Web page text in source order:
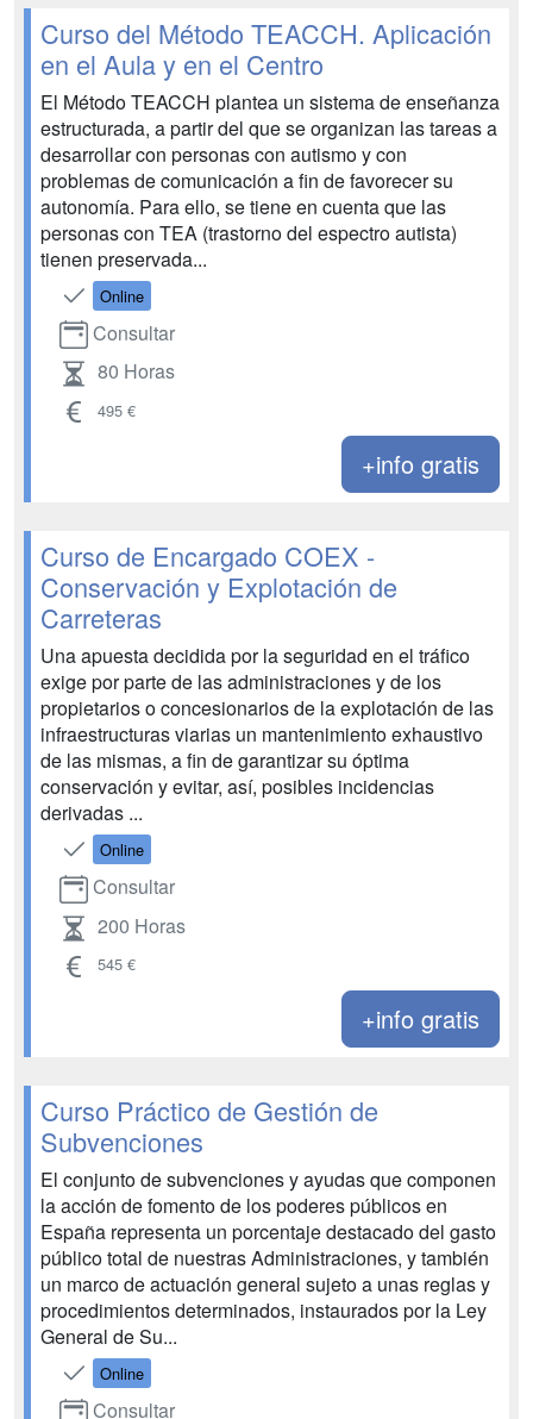
Curso del Método TEACCH. Aplicación
en el Aula y en el Centro
El Método TEACCH plantea un sistema de enseñanza
estructurada, a partir del que se organizan las tareas a
desarrollar con personas con autismo y con
problemas de comunicación a fin de favorecer su
autonomía. Para ello, se tiene en cuenta que las
personas con TEA (trastorno del espectro autista)
tienen preservada...
Online
Consultar
80 Horas
495 €
+info gratis
Curso de Encargado COEX -
Conservación y Explotación de
Carreteras
Una apuesta decidida por la seguridad en el tráfico
exige por parte de las administraciones y de los
propietarios o concesionarios de la explotación de las
infraestructuras viarias un mantenimiento exhaustivo
de las mismas, a fin de garantizar su óptima
conservación y evitar, así, posibles incidencias
derivadas ...
Online
Consultar
200 Horas
545 €
+info gratis
Curso Práctico de Gestión de
Subvenciones
El conjunto de subvenciones y ayudas que componen
la acción de fomento de los poderes públicos en
España representa un porcentaje destacado del gasto
público total de nuestras Administraciones, y también
un marco de actuación general sujeto a unas reglas y
procedimientos determinados, instaurados por la Ley
General de Su...
Online
Consultar